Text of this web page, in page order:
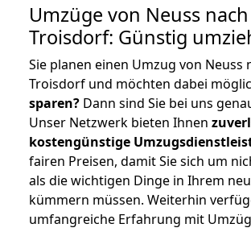
Umzüge von Neuss nach
Troisdorf: Günstig
Sie planen einen Umzug von Neuss
Troisdorf und möchten dabei
sparen? Dann sind Sie bei uns
Unser Netzwerk bieten Ihnen
kostengünstige
fairen Preisen, damit Sie sich um
als die wichtigen Dinge in Ihrem
kümmern müssen. Weiterhin
umfangreiche Erfahrung mit